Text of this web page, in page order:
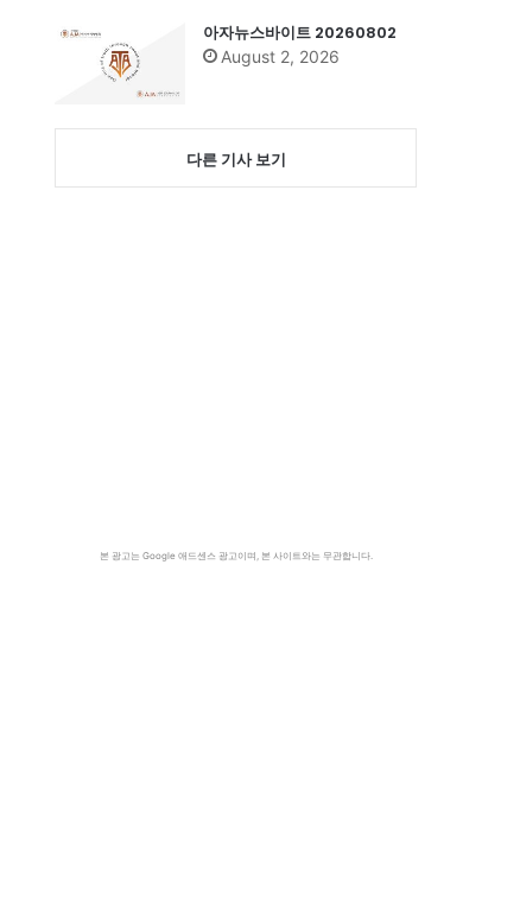
아자뉴스바이트 20260802
August 2, 2026
다른 기사 보기
본 광고는 Google 애드센스 광고이며, 본 사이트와는 무관합니다.